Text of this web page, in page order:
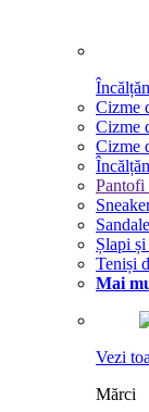
Cizme
Cizme
Cizme
Pantofi
Șlapi
Teniși
Mai
Vezi
Mărci